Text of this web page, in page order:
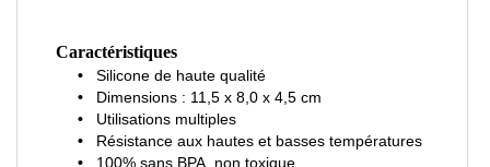
Caractéristiques
• Silicone de haute qualité
•
Dimensions : 11,5 x 8,0 x 4,5 cm
•
Utilisations multiples
•
Résistance aux hautes et basses températures
•
100% sans BPA, non toxique